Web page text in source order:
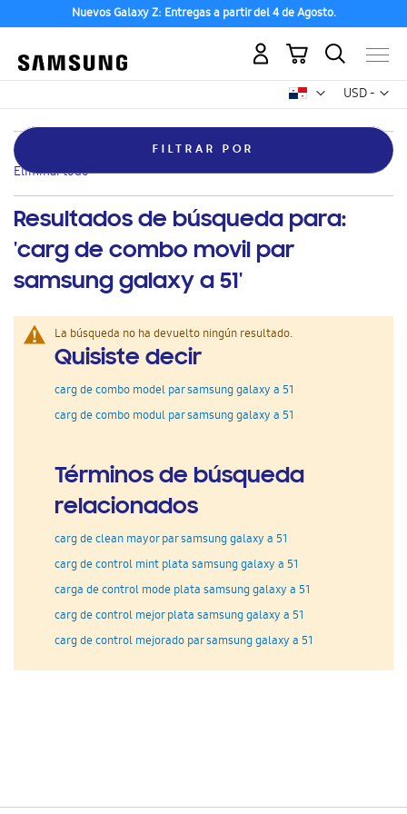
Nuevos Galaxy Z: Entregas a partir del 4 de Agosto.
USD -
dólar
Mi carrito
Resultados de búsqueda para:
'carg de combo movil par
samsung galaxy a 51'
La búsqueda no ha devuelto ningún resultado.
Quisiste decir
carg de combo model par samsung galaxy a 51
carg de combo modul par samsung galaxy a 51
Términos de búsqueda
relacionados
carg de clean mayor par samsung galaxy a 51
carg de control mint plata samsung galaxy a 51
carga de control mode plata samsung galaxy a 51
carg de control mejor plata samsung galaxy a 51
carg de control mejorado par samsung galaxy a 51
FILTRAR POR
Galaxy Rugged
artículo
Eliminar todo